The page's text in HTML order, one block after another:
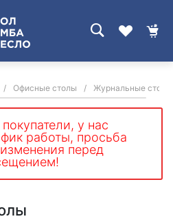
/ Офисные столы / Журнальные столы
у нас
работы, просьба
перед